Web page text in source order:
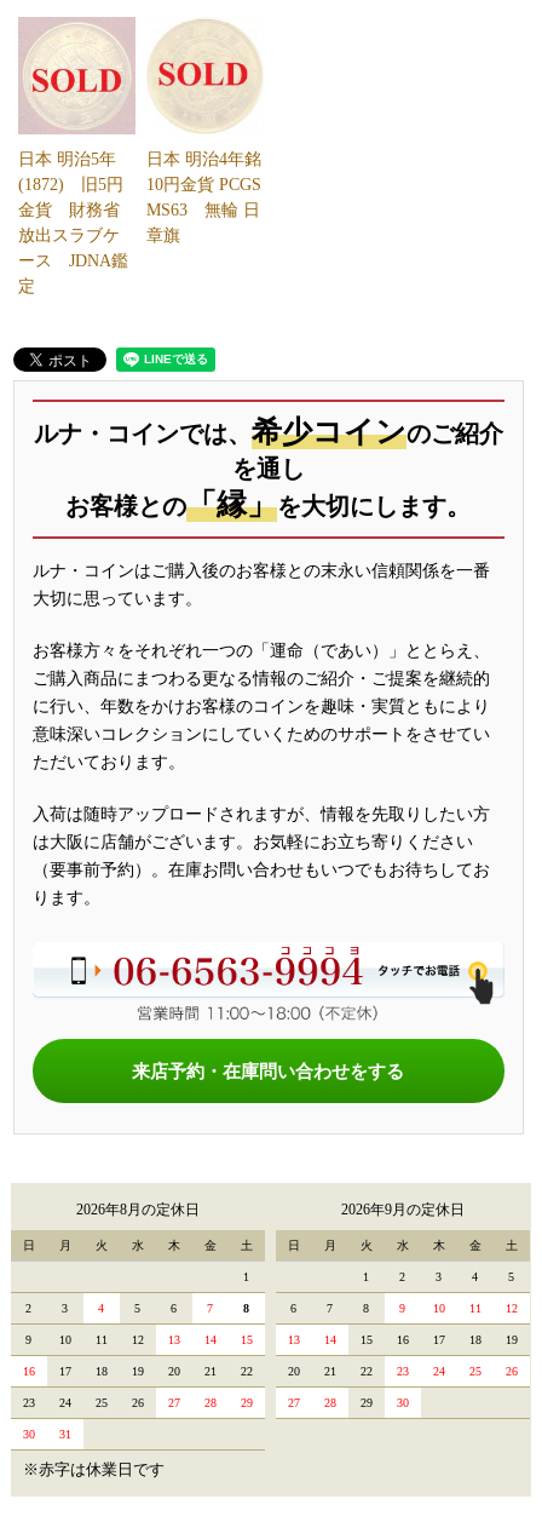
日本 明治5年
(1872) 旧5円
金貨 財務省
放出スラブケ
ース JDNA鑑
定
日本 明治4年銘
10円金貨 PCGS
MS63 無輪 日
章旗
ルナ・コインでは、 希少コインのご紹介
を通し
お客様との「縁」を大切にします。
ルナ・コインはご購入後のお客様との末永い信頼関係を一番
大切に思っています。
お客様方々をそれぞれ一つの「運命（であい）」ととらえ、
ご購入商品にまつわる更なる情報のご紹介・ご提案を継続的
に行い、年数をかけお客様のコインを趣味・実質ともにより
意味深いコレクションにしていくためのサポートをさせてい
ただいております。
入荷は随時アップロードされますが、情報を先取りしたい方
は大阪に店舗がございます。お気軽にお立ち寄りください
（要事前予約）。在庫お問い合わせもいつでもお待ちしてお
ります。
来店予約・在庫問い合わせをする
2026年8月の定休日
日 月 火 水 木 金 土
1
2 3 4 5 6 7 8
9 10 11 12 13 14 15
16 17 18 19 20 21 22
23 24 25 26 27 28 29
30 31
2026年9月の定休日
日 月 火 水 木 金 土
1 2 3 4 5
6 7 8 9 10 11 12
13 14 15 16 17 18 19
20 21 22 23 24 25 26
27 28 29 30
※赤字は休業日です